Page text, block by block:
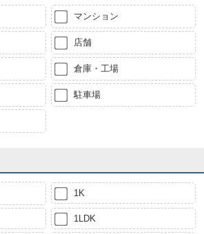
マンション
店舗
倉庫・工場
駐車場
1K
1LDK